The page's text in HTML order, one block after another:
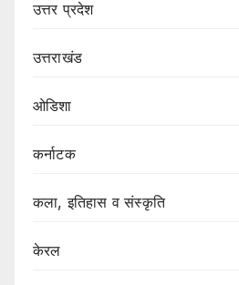
उत्तर प्रदेश
उत्तराखंड
ओडिशा
कर्नाटक
कला, इतिहास व संस्कृति
केरल